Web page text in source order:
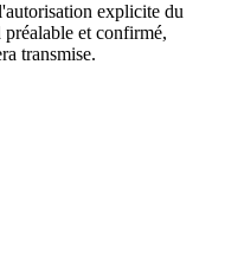
explicite du
et confirmé,
transmise.